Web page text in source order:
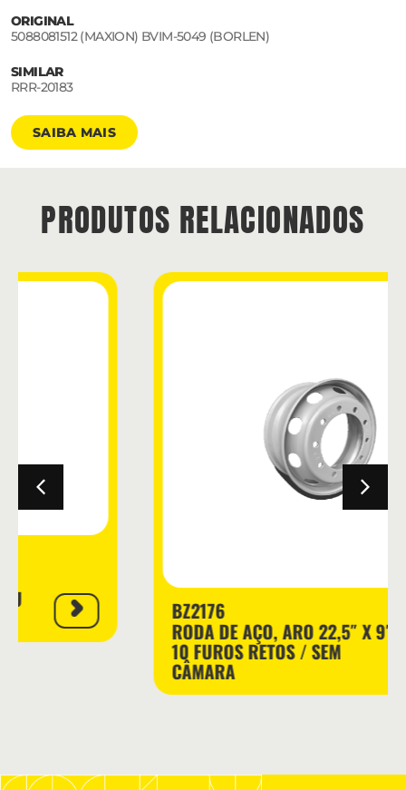
ORIGINAL
5088081512 (MAXION) BVIM-5049 (BORLEN)
SIMILAR
RRR-20183
SAIBA MAIS
PRODUTOS RELACIONADOS
BZ2176
RODA DE AÇO, ARO 22,5″ X 9″ /
10 FUROS RETOS / SEM